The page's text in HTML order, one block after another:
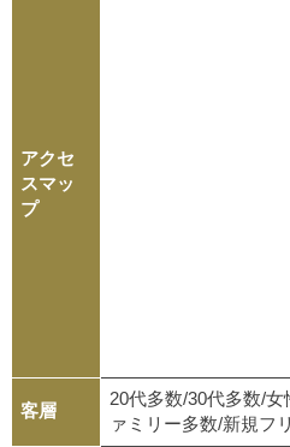
アクセ
スマッ
プ
客層
20代多数/30代多数/
ァミリー多数/新規フ